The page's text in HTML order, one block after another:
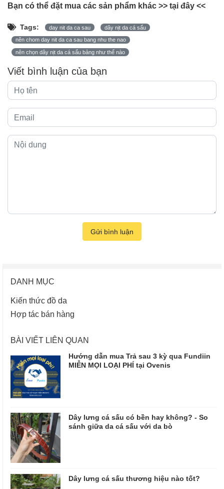
Bạn có thể đặt mua các sản phẩm khác >> tại đây <<
Tags: day nit da ca sau dây nịt da cá sấu
nên chom day nit da ca sau bang nhu the nao
nên chọn dây nịt da cá sấu bảng như thế nào
Viết bình luận của bạn
Gửi bình luận
DANH MỤC
Kiến thức đồ da
Hợp tác bán hàng
BÀI VIẾT LIÊN QUAN
Hướng dẫn mua Trả sau 3 kỳ qua Fundiin
MIỄN MỌI LOẠI PHÍ tại Ovenis
Dây lưng cá sấu có bền hay không? - So
sánh giữa da cá sấu với da bò
Dây lưng cá sấu thương hiệu nào tốt?